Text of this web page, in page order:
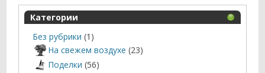
Категории
Без рубрики (1)
На свежем воздухе (23)
Поделки (56)